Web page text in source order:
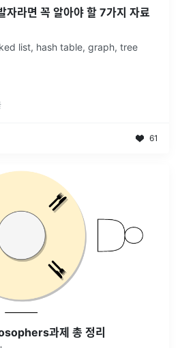
라면 꼭 알아야 할 7가지 자료
list, hash table, graph, tree
61
과제 총 정리